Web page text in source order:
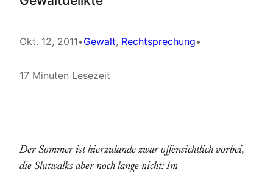
Okt. 12, 2011•Gewalt, Rechtsprechung•
17 Minuten Lesezeit
Der Sommer ist hierzulande zwar offensichtlich vorbei,
die Slutwalks aber noch lange nicht: Im